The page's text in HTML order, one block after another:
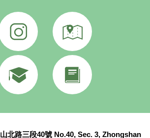
北路三段40號 No.40, Sec. 3, Zhongshan